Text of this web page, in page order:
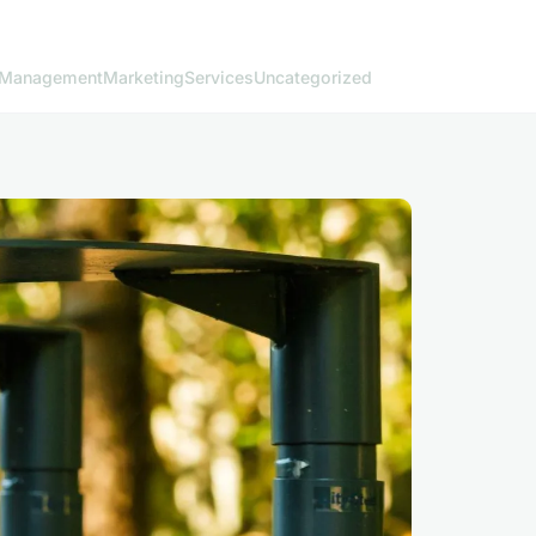
MarketingServicesUncategorized